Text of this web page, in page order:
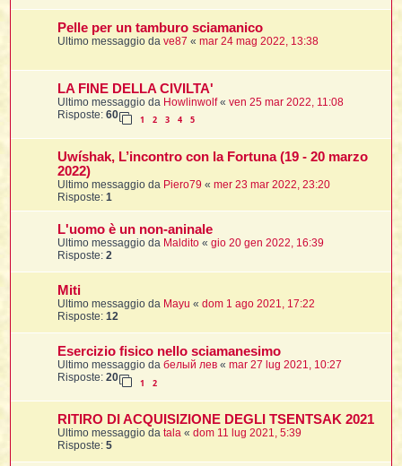
Pelle per un tamburo sciamanico
Ultimo messaggio dave87 «mar 24 mag 2022, 13:38
LA FINE DELLA CIVILTA'
Ultimo messaggio da Howlinwolf«ven 25 mar 2022, 11:08
Risposte:60 1 2 3 4 5
Uwíshak, L’incontro con la Fortuna (19 - 20 marzo
2022)
Ultimo messaggio da Piero79 «mer 23 mar 2022, 23:20
Risposte:1
L'uomo è un non-aninale
Ultimo messaggio da Maldito «gio 20 gen 2022, 16:39
Risposte:2
Miti
Ultimo messaggio da Mayu «dom 1 ago 2021, 17:22
Risposte:12
Esercizio fisico nello sciamanesimo
Ultimo messaggio daбелый лев «mar 27 lug 2021, 10:27
Risposte:20 1 2
RITIRO DI ACQUISIZIONE DEGLI TSENTSAK 2021
Ultimo messaggio datala «dom 11 lug 2021, 5:39
Risposte:5